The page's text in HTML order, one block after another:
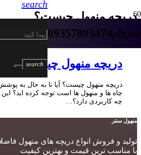
09357893474phone
search
search
دریچه منهول چیست؟
دریچه منهول چیست؟
دریچه منهول چیست؟ آیا تا به حال به
چاه ها و منهول ها است توجه کرده اید؟
چه کاربردی دارد؟…
منهول سنتر
تولید و فروش انواع دریچه های منهول
با مناسب ترین قیمت و بهترین کیفیت